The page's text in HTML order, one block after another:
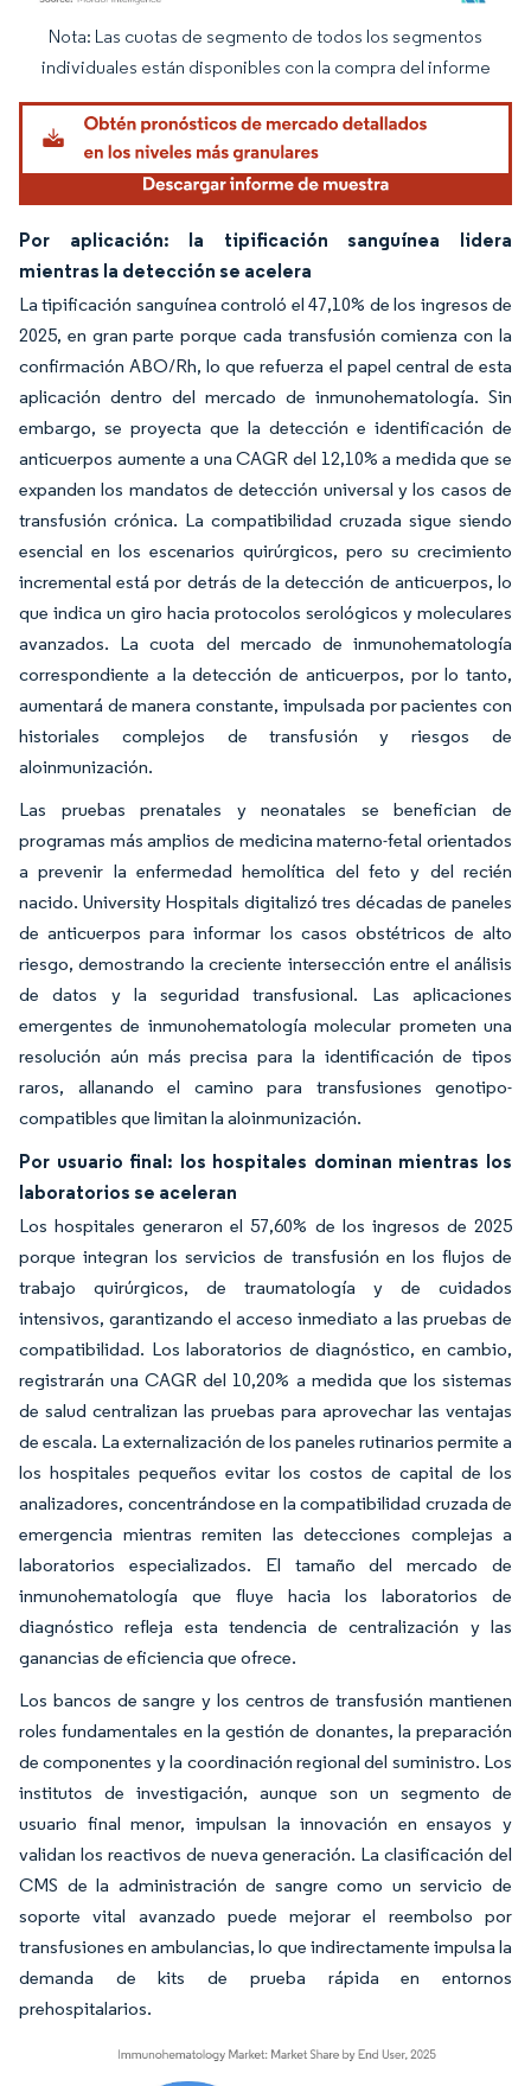
Imagen © Mordor Intelligence. El uso requiere atribución según CC BY 4.0.
Nota: Las cuotas de segmento de todos los segmentos
individuales están disponibles con la compra del informe
Por aplicación: la tipificación sanguínea lidera
mientras la detección se acelera
La tipificación sanguínea controló el 47,10% de los ingresos de
2025, en gran parte porque cada transfusión comienza con la
confirmación ABO/Rh, lo que refuerza el papel central de esta
aplicación dentro del mercado de inmunohematología. Sin
embargo, se proyecta que la detección e identificación de
anticuerpos aumente a una CAGR del 12,10% a medida que se
expanden los mandatos de detección universal y los casos de
transfusión crónica. La compatibilidad cruzada sigue siendo
esencial en los escenarios quirúrgicos, pero su crecimiento
incremental está por detrás de la detección de anticuerpos, lo
que indica un giro hacia protocolos serológicos y moleculares
avanzados. La cuota del mercado de inmunohematología
correspondiente a la detección de anticuerpos, por lo tanto,
aumentará de manera constante, impulsada por pacientes con
historiales complejos de transfusión y riesgos de
aloinmunización.
Las pruebas prenatales y neonatales se benefician de
programas más amplios de medicina materno-fetal orientados
a prevenir la enfermedad hemolítica del feto y del recién
nacido. University Hospitals digitalizó tres décadas de paneles
de anticuerpos para informar los casos obstétricos de alto
riesgo, demostrando la creciente intersección entre el análisis
de datos y la seguridad transfusional. Las aplicaciones
emergentes de inmunohematología molecular prometen una
resolución aún más precisa para la identificación de tipos
raros, allanando el camino para transfusiones genotipo-
compatibles que limitan la aloinmunización.
Por usuario final: los hospitales dominan mientras los
laboratorios se aceleran
Los hospitales generaron el 57,60% de los ingresos de 2025
porque integran los servicios de transfusión en los flujos de
trabajo quirúrgicos, de traumatología y de cuidados
intensivos, garantizando el acceso inmediato a las pruebas de
compatibilidad. Los laboratorios de diagnóstico, en cambio,
registrarán una CAGR del 10,20% a medida que los sistemas
de salud centralizan las pruebas para aprovechar las ventajas
de escala. La externalización de los paneles rutinarios permite a
los hospitales pequeños evitar los costos de capital de los
analizadores, concentrándose en la compatibilidad cruzada de
emergencia mientras remiten las detecciones complejas a
laboratorios especializados. El tamaño del mercado de
inmunohematología que fluye hacia los laboratorios de
diagnóstico refleja esta tendencia de centralización y las
ganancias de eficiencia que ofrece.
Los bancos de sangre y los centros de transfusión mantienen
roles fundamentales en la gestión de donantes, la preparación
de componentes y la coordinación regional del suministro. Los
institutos de investigación, aunque son un segmento de
usuario final menor, impulsan la innovación en ensayos y
validan los reactivos de nueva generación. La clasificación del
CMS de la administración de sangre como un servicio de
soporte vital avanzado puede mejorar el reembolso por
transfusiones en ambulancias, lo que indirectamente impulsa la
demanda de kits de prueba rápida en entornos
prehospitalarios.